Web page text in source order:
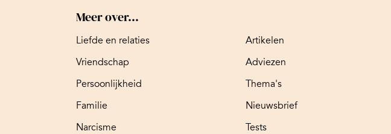
Meer over...
Liefde en relaties
Vriendschap
Persoonlijkheid
Familie
Narcisme
Artikelen
Adviezen
Thema's
Nieuwsbrief
Tests